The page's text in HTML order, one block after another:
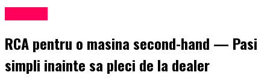
RCA pentru o masina second-hand — Pasi
simpli inainte sa pleci de la dealer